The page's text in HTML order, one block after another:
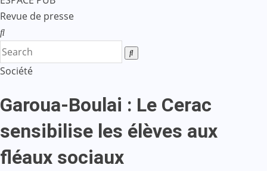
Revue de presse
Société
Garoua-Boulai : Le Cerac
sensibilise les élèves aux
fléaux sociaux